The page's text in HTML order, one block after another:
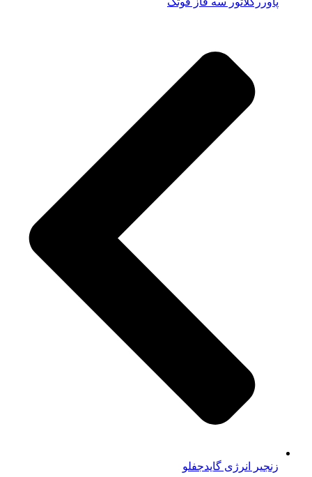
زنجیر انرژی گایدجفلو